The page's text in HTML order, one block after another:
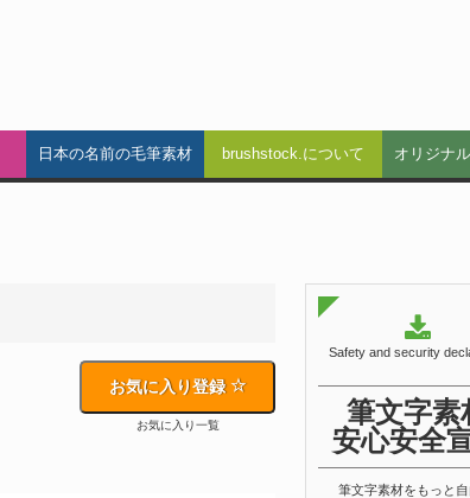
日本の名前の毛筆素材 brushstock.について オリジナ
お気に入り登録
お気に入り一覧
Safety and security
筆文字素
安心安全
筆文字素材をもっと